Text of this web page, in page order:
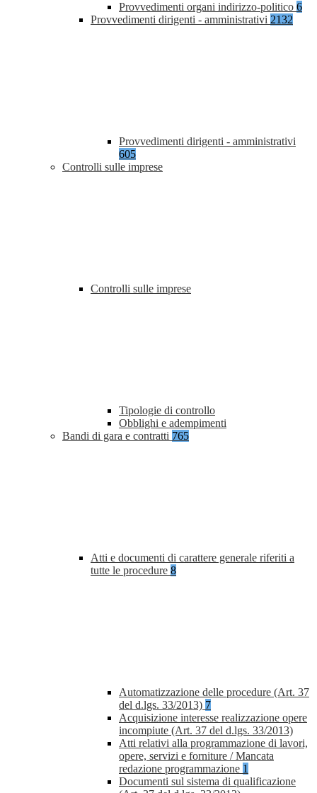
Provvedimenti organi indirizzo-politico 6
Provvedimenti dirigenti - amministrativi 2132
Provvedimenti dirigenti - amministrativi
605
Controlli sulle imprese
Controlli sulle imprese
Tipologie di controllo
Obblighi e adempimenti
Bandi di gara e contratti 765
Atti e documenti di carattere generale riferiti a
tutte le procedure 8
Automatizzazione delle procedure (Art. 37
del d.lgs. 33/2013) 7
Acquisizione interesse realizzazione opere
incompiute (Art. 37 del d.lgs. 33/2013)
Atti relativi alla programmazione di lavori,
opere, servizi e forniture / Mancata
redazione programmazione 1
Documenti sul sistema di qualificazione